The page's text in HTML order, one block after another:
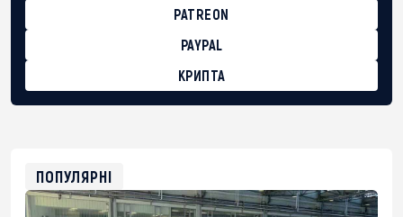
PATREON
PAYPAL
КРИПТА
0xfD02863D3289416fcF50975c9DFda13623f97758
ПОПУЛЯРНІ